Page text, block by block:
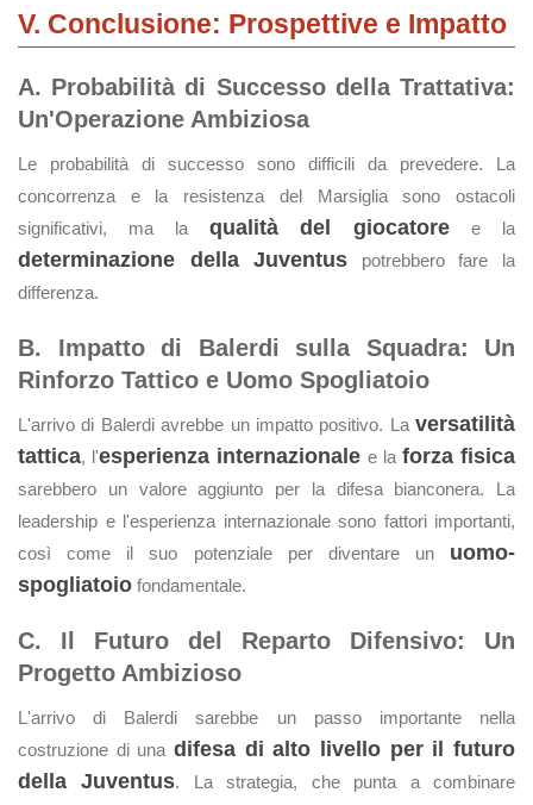
V. Conclusione: Prospettive e Impatto
A. Probabilità di Successo della Trattativa:
Un'Operazione Ambiziosa
Le probabilità di successo sono difficili da prevedere. La
concorrenza e la resistenza del Marsiglia sono ostacoli
significativi, ma la qualità del giocatore e la
determinazione della Juventus potrebbero fare la
differenza.
B. Impatto di Balerdi sulla Squadra: Un
Rinforzo Tattico e Uomo Spogliatoio
L'arrivo di Balerdi avrebbe un impatto positivo. La versatilità
tattica, l'esperienza internazionale e la forza fisica
sarebbero un valore aggiunto per la difesa bianconera. La
leadership e l'esperienza internazionale sono fattori importanti,
così come il suo potenziale per diventare un uomo-
spogliatoio fondamentale.
C. Il Futuro del Reparto Difensivo: Un
Progetto Ambizioso
L'arrivo di Balerdi sarebbe un passo importante nella
costruzione di una difesa di alto livello per il futuro
della Juventus. La strategia, che punta a combinare